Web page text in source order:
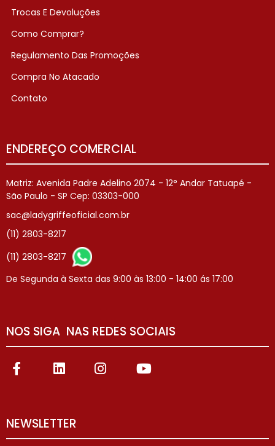
Trocas E Devoluções
Como Comprar?
Regulamento Das Promoções
Compra No Atacado
Contato
ENDEREÇO COMERCIAL
Matriz: Avenida Padre Adelino 2074 - 12° Andar Tatuapé -
São Paulo - SP Cep: 03303-000
sac@ladygriffeoficial.com.br
(11) 2803-8217
(11) 2803-8217
De Segunda à Sexta das 9:00 às 13:00 - 14:00 ás 17:00
NOS SIGA NAS REDES SOCIAIS
NEWSLETTER